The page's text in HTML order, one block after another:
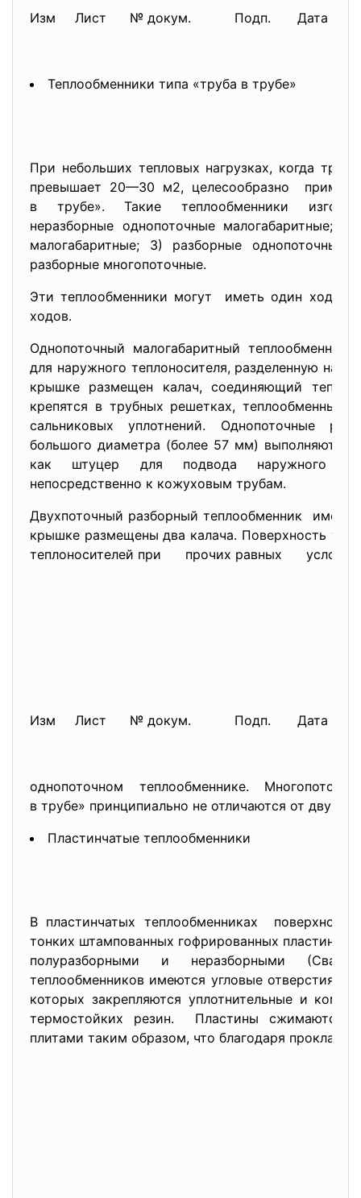
Изм Лист № докум. Подп. Дата
Теплообменники типа «труба в трубе»
При небольших тепловых нагрузках, когда
превышает 20—30 м2, целесообразно
в трубе». Такие теплообменники
неразборные однопоточные малогабаритные;
малогабаритные; 3) разборные
разборные многопоточные.
Эти теплообменники могут иметь один ход
ходов.
Однопоточный малогабаритный
для наружного теплоносителя, разделенную на
крышке размещен калач, соединяющий
крепятся в трубных решетках, теплообменные
сальниковых уплотнений. Однопоточные
большого диаметра (более 57 мм) выполняются
как штуцер для подвода наружного
непосредственно к кожуховым трубам.
Двухпоточный разборный теплообменник имеет
крышке размещены два калача. Поверхность
теплоносителей при прочих равных
Изм Лист № докум. Подп. Дата
однопоточном теплообменнике.
в трубе» принципиально не отличаются от
Пластинчатые теплообменники
В пластинчатых теплообменниках
тонких штампованных гофрированных пластин.
полуразборными и неразборными
теплообменников имеются угловые отверстия
которых закрепляются уплотнительные и
термостойких резин. Пластины сжимаются
плитами таким образом, что благодаря